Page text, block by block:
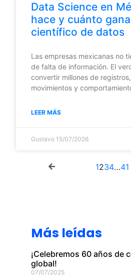
Data Science en
hace y cuánto
científico de datos
Las empresas mexicanas no
de falta de información. El
convertir millones de
movimientos y
LEER MÁS
Gustavo 15/07/2026
1234…41
Más leídas
¡Celebremos 60 años de
global!
07/07/2025